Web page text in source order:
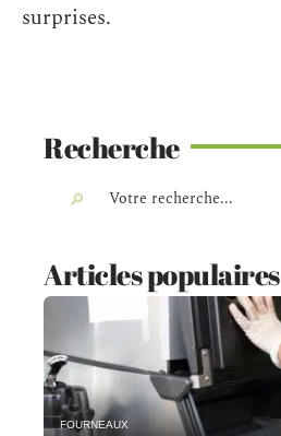
surprises.
Recherche
Articles populaires
FOURNEAUX